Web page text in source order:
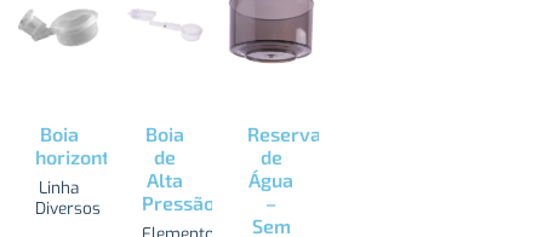
Boia
horizontal
Linha
Diversos
Boia
de
Alta
Pressão
Reservatório
de
Água
–
Sem